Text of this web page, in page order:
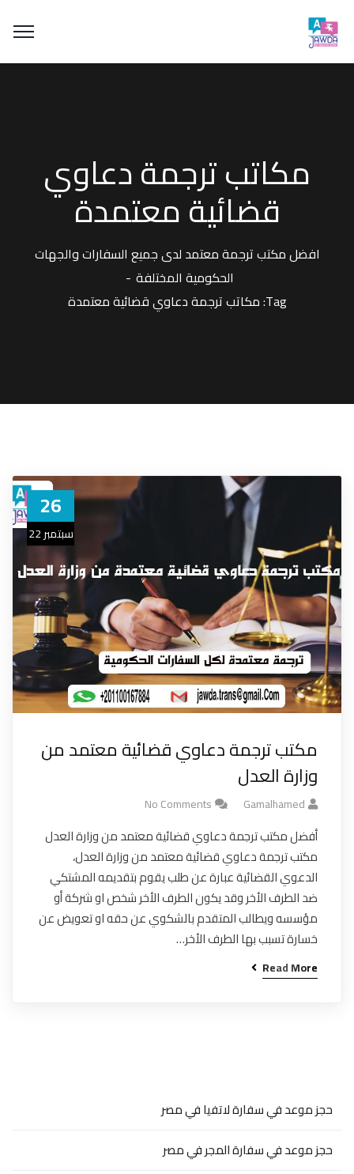
مكاتب ترجمة دعاوي
قضائية معتمدة
افضل مكتب ترجمة معتمد لدى جميع السفارات والجهات
الحكومية المختلفة
Tag: مكاتب ترجمة دعاوي قضائية معتمدة
26
سبتمبر 22
مكتب ترجمة دعاوي قضائية معتمد من
وزارة العدل
Gamalhamed
No Comments
أفضل مكتب ترجمة دعاوي قضائية معتمد من وزارة العدل
مكتب ترجمة دعاوي قضائية معتمد من وزارة العدل،
الدعوي القضائية عبارة عن طلب يقوم بتقديمه المشتكي
ضد الطرف الأخر وقد يكون الطرف الأخر شخص او شركة أو
مؤسسه ويطالب المتقدم بالشكوي عن حقه او تعويض عن
خسارة تسبب بها الطرف الأخر…
Read More
حجز موعد في سفارة لاتفيا في مصر
حجز موعد في سفارة المجر في مصر